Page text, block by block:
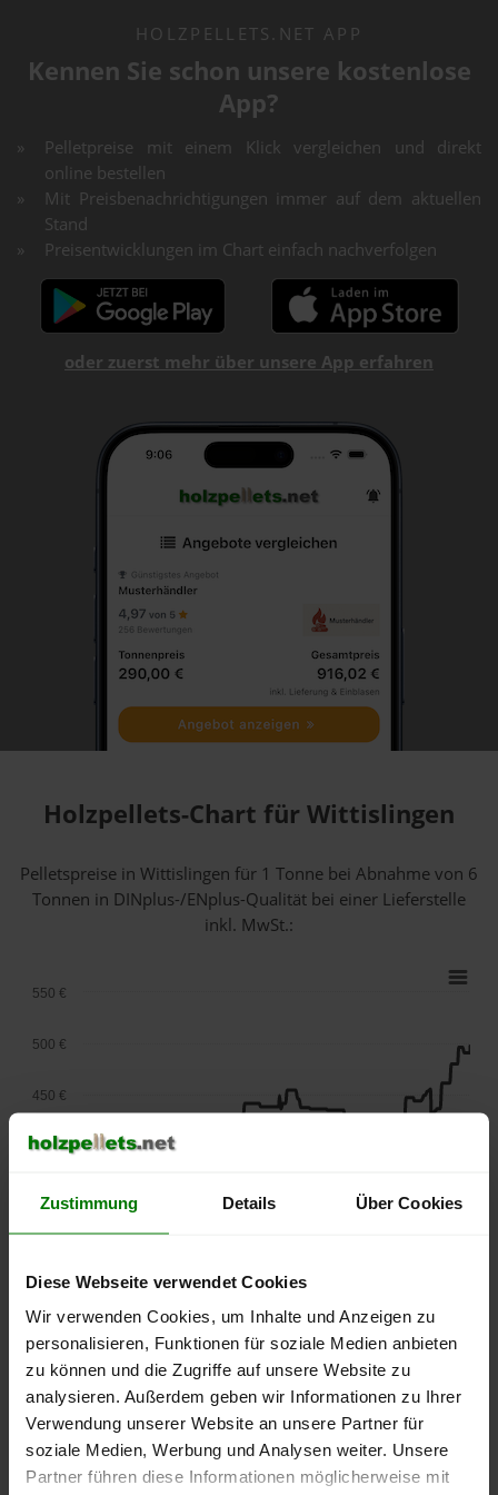
Zustimmung Details Über Cookies
Diese Webseite verwendet Cookies
Wir verwenden Cookies, um Inhalte und Anzeigen zu
personalisieren, Funktionen für soziale Medien anbieten
zu können und die Zugriffe auf unsere Website zu
analysieren. Außerdem geben wir Informationen zu Ihrer
Verwendung unserer Website an unsere Partner für
soziale Medien, Werbung und Analysen weiter. Unsere
Partner führen diese Informationen möglicherweise mit
HOLZPELLETS.NET APP
Kennen Sie schon unsere kostenlose
App?
Pelletpreise mit einem Klick vergleichen und direkt
online bestellen
Mit Preisbenachrichtigungen immer auf dem aktuellen
Stand
Preisentwicklungen im Chart einfach nachverfolgen
oder zuerst mehr über unsere App erfahren
Holzpellets-Chart für Wittislingen
Pelletspreise in Wittislingen für 1 Tonne bei Abnahmevon 6
Tonnen in DINplus-/ENplus-Qualität bei einer Lieferstelle
inkl. MwSt.:
lose Ware Sackware
September
Januar
Mai
350 €
400 €
450 €
500 €
550 €
Die aktuelle Preisentwicklung für Holzpellets in Deutschland
können Sie jederzeit auf unsererPelletspreise -Seite
nachvollziehen.